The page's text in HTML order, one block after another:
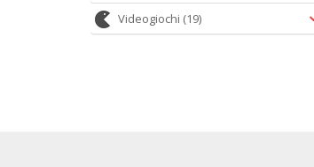
Videogiochi (19)